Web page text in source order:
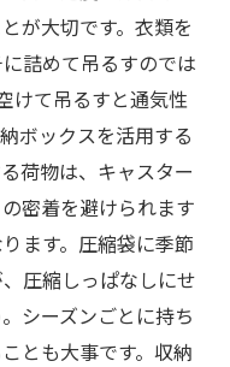
が大切です。衣類を
詰めて吊るすのでは
けて吊るすと通気性
ボックスを活用する
荷物は、キャスター
密着を避けられます
ます。圧縮袋に季節
圧縮しっぱなしにせ
シーズンごとに持ち
とも大事です。収納